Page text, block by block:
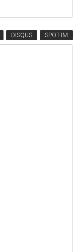
DISQUS SPOT.IM